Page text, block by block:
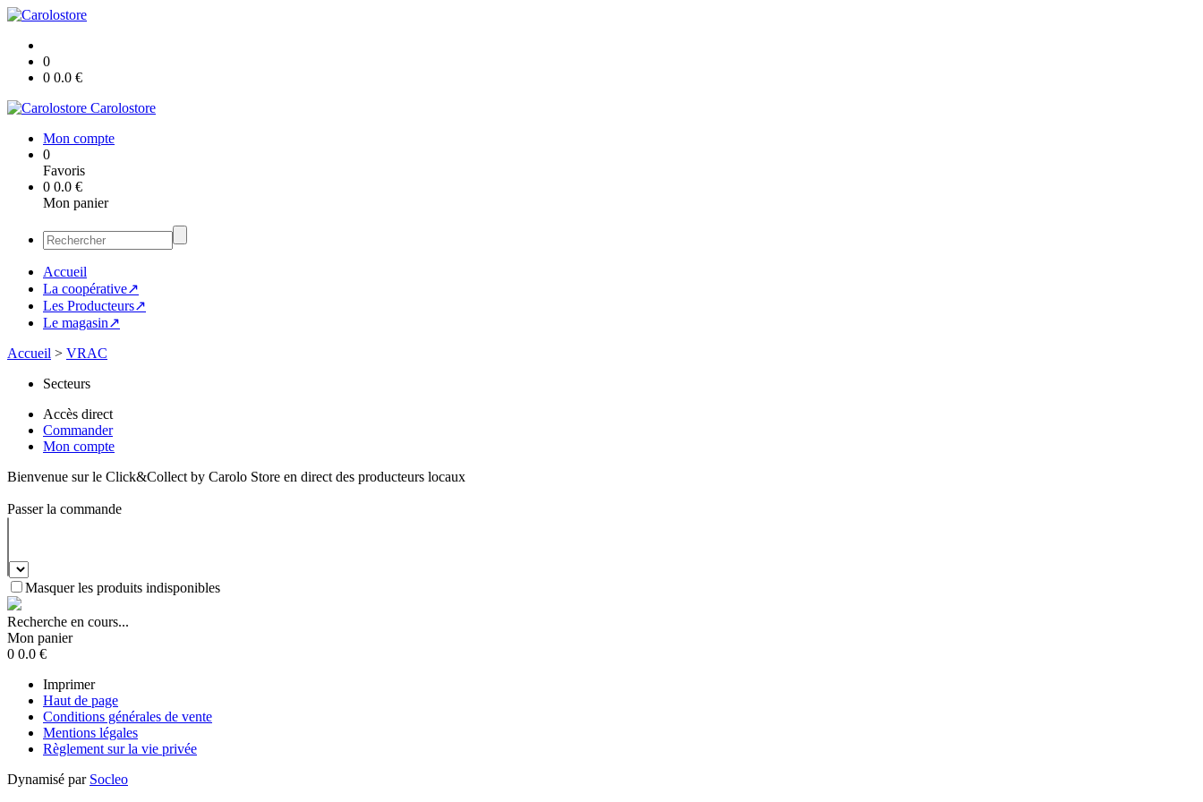
0
0 0.0 €
Carolostore
Mon compte
0
Favoris
0 0.0 €
Mon panier
Accueil
La coopérative↗
Les Producteurs↗
Le magasin↗
Accueil > VRAC
Secteurs
Accès direct
Commander
Mon compte
Bienvenue sur le Click&Collect by Carolo Store en direct des producteurs locaux
Passer la commande
Masquer les produits indisponibles
Recherche en cours...
Mon panier
0 0.0 €
Imprimer
Haut de page
Conditions générales de vente
Mentions légales
Règlement sur la vie privée
Dynamisé par Socleo